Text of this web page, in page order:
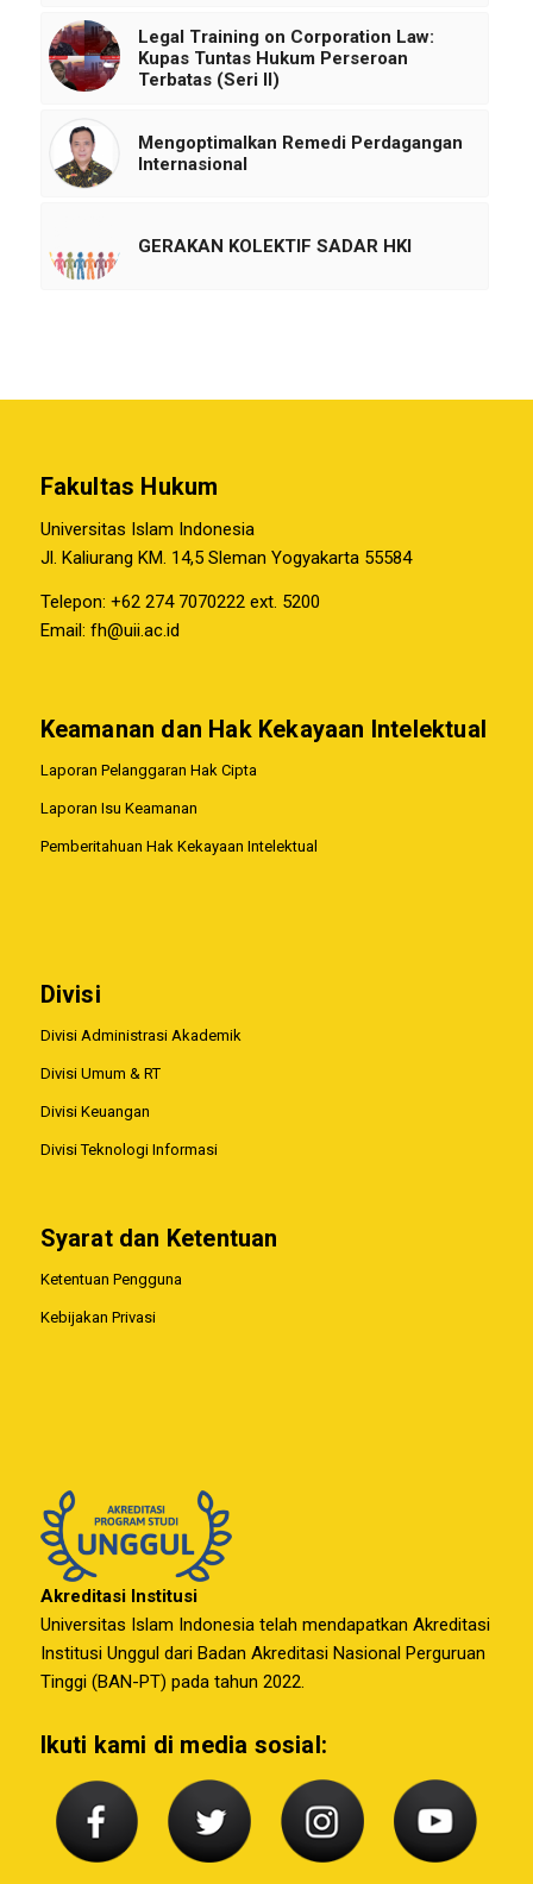
Legal Training on Corporation Law:
Kupas Tuntas Hukum Perseroan
Terbatas (Seri II)
Mengoptimalkan Remedi Perdagangan
Internasional
GERAKAN KOLEKTIF SADAR HKI
Fakultas Hukum
Universitas Islam Indonesia
Jl. Kaliurang KM. 14,5 Sleman Yogyakarta 55584
Telepon: +62 274 7070222 ext. 5200
Email: fh@uii.ac.id
Keamanan dan Hak Kekayaan Intelektual
Laporan Pelanggaran Hak Cipta
Laporan Isu Keamanan
Pemberitahuan Hak Kekayaan Intelektual
Divisi
Divisi Administrasi Akademik
Divisi Umum & RT
Divisi Keuangan
Divisi Teknologi Informasi
Syarat dan Ketentuan
Ketentuan Pengguna
Kebijakan Privasi
Akreditasi Institusi
Universitas Islam Indonesia telah mendapatkan Akreditasi
Institusi Unggul dari Badan Akreditasi Nasional Perguruan
Tinggi (BAN-PT) pada tahun 2022.
Ikuti kami di media sosial: